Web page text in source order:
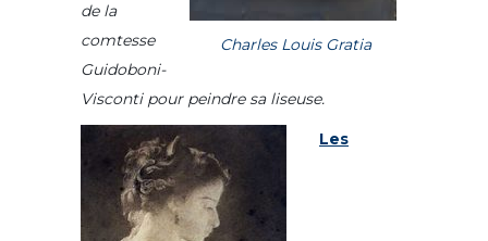
Charles Louis Gratia
de la
comtesse
Guidoboni-
Visconti pour peindre sa liseuse.
Les